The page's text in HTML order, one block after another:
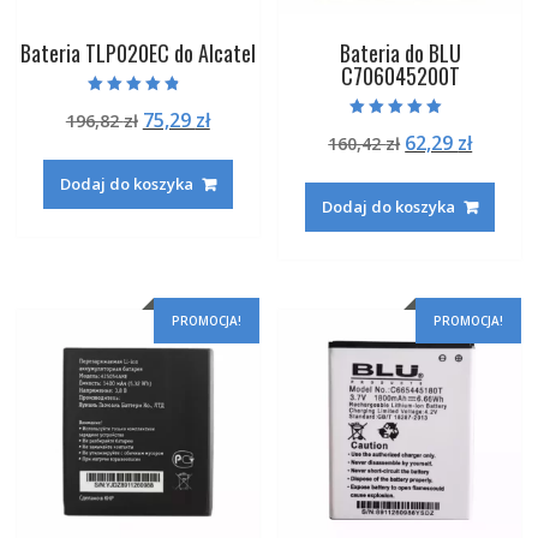
Bateria TLP020EC do Alcatel
4.50
na 5
196,82zł Pierwotna
wynosiła:
196,82 zł.
75,29 złAktualna
75,29 zł.
Dodaj do koszyka
Bateria do BLU
C706045200T
5.00
na 5
160,42zł Pierwotna
wynosiła:
160,42 zł.
62,29 zł
62,29
Dodaj do koszyka
PROMOCJA! PROMOCJA!